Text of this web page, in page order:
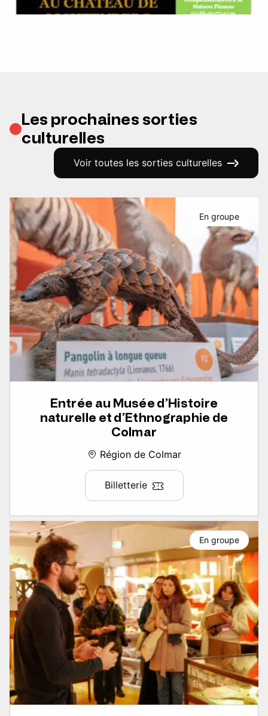
Les prochaines sorties
culturelles
Voir toutes les sorties culturelles
Entrée au Musée d’Histoire
naturelle et d’Ethnographie de
Colmar
Région de Colmar
Billetterie
En groupe
En groupe